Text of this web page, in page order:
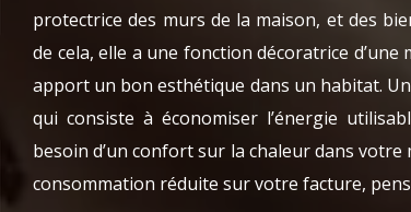
protectrice des murs de la maison, et des
de cela, elle a une fonction décoratrice d’une
apport un bon esthétique dans un habitat.
qui consiste à économiser l’énergie
besoin d’un confort sur la chaleur dans votre
consommation réduite sur votre facture,